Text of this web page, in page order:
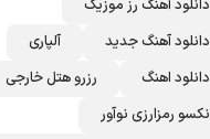
دانلود آهنگ رز‌ موزیک
دانلود آهنگ جدید
آلپاری
دانلود اهنگ
رزرو هتل خارجی
نکسو رمزارزی نوآور